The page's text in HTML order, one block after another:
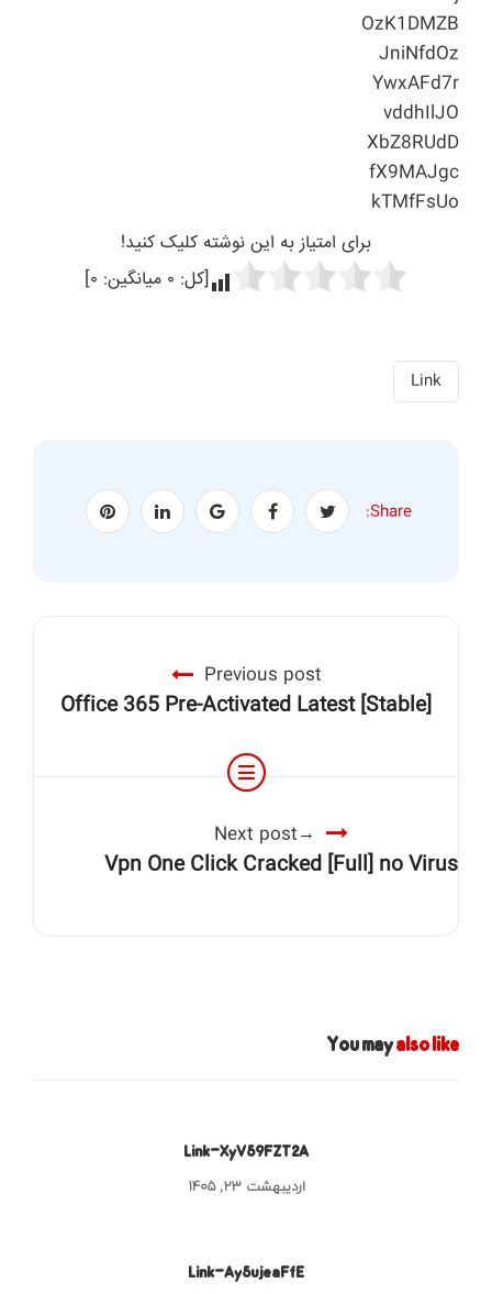
OzK1DMZB
JniNfdOz
YwxAFd7r
vddhIlJO
XbZ8RUdD
fX9MAJgc
kTMfFsUo
برای امتیاز به این نوشته کلیک کنید!
[کل: ۰ میانگین: ۰]
Link
Share:
Previous post
Office 365 Pre-Activated Latest [Stable]
Next post
Vpn One Click Cracked [Full] no Virus
You mayalso like
Link-XyV59FZT2A
اردیبهشت ۲۳, ۱۴۰۵
Link-Ay5ujeaFfE